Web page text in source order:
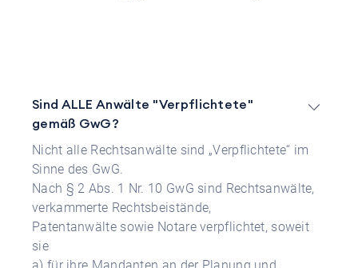
Sind ALLE Anwälte "Verpflichtete"
gemäß GwG?
Nicht alle Rechtsanwälte sind „Verpflichtete“ im
Sinne des GwG.
Nach § 2 Abs. 1 Nr. 10 GwG sind Rechtsanwälte,
verkammerte Rechtsbeistände,
Patentanwälte sowie Notare verpflichtet, soweit
sie
a) für ihre Mandanten an der Planung und